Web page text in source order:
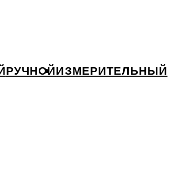
РУЧНОЙИЗМЕРИТЕЛЬНЫЙ